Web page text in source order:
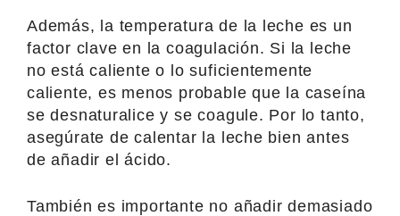
Además, la temperatura de la leche es un
factor clave en la coagulación. Si la leche
no está caliente o lo suficientemente
caliente, es menos probable que la caseína
se desnaturalice y se coagule. Por lo tanto,
asegúrate de calentar la leche bien antes
de añadir el ácido.
También es importante no añadir demasiado